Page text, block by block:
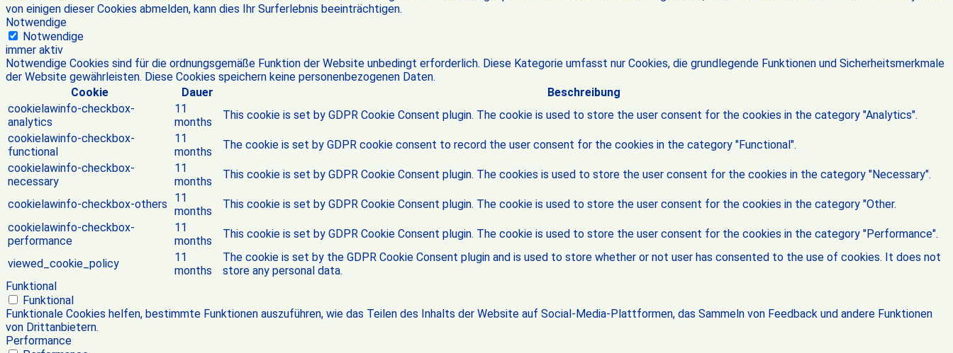
von einigen dieser Cookies abmelden, kann dies Ihr Surferlebnis beeinträchtigen.
Notwendige
Notwendige
immer aktiv
Notwendige Cookies sind für die ordnungsgemäße Funktion der Website unbedingt erforderlich. Diese Kategorie umfasst nur Cookies, die grundlegende Funktionen und Sicherheitsmerkmale
der Website gewährleisten. Diese Cookies speichern keine personenbezogenen Daten.
Cookie
Dauer
Beschreibung
cookielawinfo-checkbox-
analytics
11
months
This cookie is set by GDPR Cookie Consent plugin. The cookie is used to store the user consent for the cookies in the category "Analytics".
cookielawinfo-checkbox-
functional
11
months
The cookie is set by GDPR cookie consent to record the user consent for the cookies in the category "Functional".
cookielawinfo-checkbox-
necessary
11
months
This cookie is set by GDPR Cookie Consent plugin. The cookies is used to store the user consent for the cookies in the category "Necessary".
cookielawinfo-checkbox-others
11
months
This cookie is set by GDPR Cookie Consent plugin. The cookie is used to store the user consent for the cookies in the category "Other.
cookielawinfo-checkbox-
performance
11
months
This cookie is set by GDPR Cookie Consent plugin. The cookie is used to store the user consent for the cookies in the category "Performance".
viewed_cookie_policy
11
months
The cookie is set by the GDPR Cookie Consent plugin and is used to store whether or not user has consented to the use of cookies. It does not
store any personal data.
Funktional
Funktional
Funktionale Cookies helfen, bestimmte Funktionen auszuführen, wie das Teilen des Inhalts der Website auf Social-Media-Plattformen, das Sammeln von Feedback und andere Funktionen
von Drittanbietern.
Performance